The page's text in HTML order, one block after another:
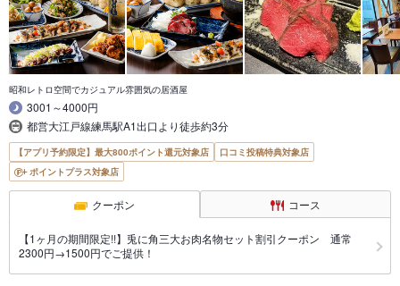
昭和レトロ空間でカジュアル雰囲気の居酒屋
3001～4000円
都営大江戸線練馬駅A1出口より徒歩約3分
【アプリ予約限定】最大800ポイント還元対象店
口コミ投稿特典対象店
ポイントプラス対象店
クーポン コース
【1ヶ月の期間限定!!】兎に角三大お肉名物セット割引クーポン 通常
2300円→1500円でご提供！